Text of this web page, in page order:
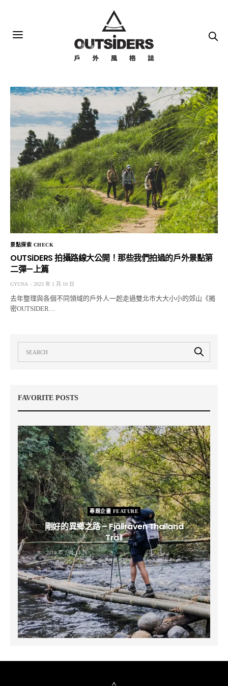
景點探索 CHECK
OUTSiDERS 拍攝路線大公開！那些我們拍過的戶外景點第
二彈—上篇
GYUNA 2023 年 1 月 10 日
去年整理與各個不同領域的戶外人一起走過雙北市大大小小的郊山《揭
密OUTSIDER…
FAVORITE POSTS
專題企畫 FEATURE
剛好的異鄉之路 – Fjällräven Thailand
Trail
B 2019 年 2 月 12 日